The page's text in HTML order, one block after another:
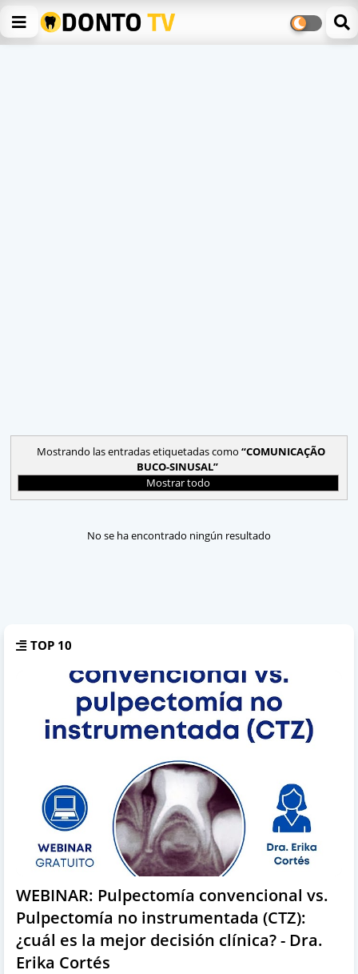
Mostrando las entradas etiquetadas como COMUNICAÇÃO
BUCO-SINUSAL
Mostrar todo
No se ha encontrado ningún resultado
TOP 10
WEBINAR: Pulpectomía convencional vs.
Pulpectomía no instrumentada (CTZ):
¿cuál es la mejor decisión clínica? - Dra.
Erika Cortés